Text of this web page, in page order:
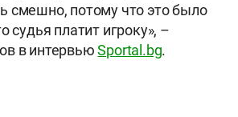
смешно, потому что это было
судья платит игроку», –
в интервьюSportal.bg.